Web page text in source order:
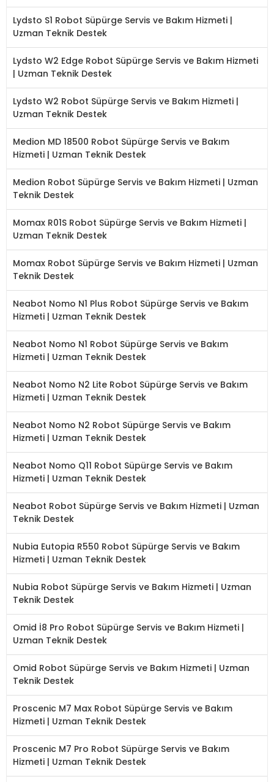
Lydsto S1 Robot Süpürge Servis ve Bakım Hizmeti |
Uzman Teknik Destek
Lydsto W2 Edge Robot Süpürge Servis ve Bakım Hizmeti
| Uzman Teknik Destek
Lydsto W2 Robot Süpürge Servis ve Bakım Hizmeti |
Uzman Teknik Destek
Medion MD 18500 Robot Süpürge Servis ve Bakım
Hizmeti | Uzman Teknik Destek
Medion Robot Süpürge Servis ve Bakım Hizmeti | Uzman
Teknik Destek
Momax R01S Robot Süpürge Servis ve Bakım Hizmeti |
Uzman Teknik Destek
Momax Robot Süpürge Servis ve Bakım Hizmeti | Uzman
Teknik Destek
Neabot Nomo N1 Plus Robot Süpürge Servis ve Bakım
Hizmeti | Uzman Teknik Destek
Neabot Nomo N1 Robot Süpürge Servis ve Bakım
Hizmeti | Uzman Teknik Destek
Neabot Nomo N2 Lite Robot Süpürge Servis ve Bakım
Hizmeti | Uzman Teknik Destek
Neabot Nomo N2 Robot Süpürge Servis ve Bakım
Hizmeti | Uzman Teknik Destek
Neabot Nomo Q11 Robot Süpürge Servis ve Bakım
Hizmeti | Uzman Teknik Destek
Neabot Robot Süpürge Servis ve Bakım Hizmeti | Uzman
Teknik Destek
Nubia Eutopia R550 Robot Süpürge Servis ve Bakım
Hizmeti | Uzman Teknik Destek
Nubia Robot Süpürge Servis ve Bakım Hizmeti | Uzman
Teknik Destek
Omid İ8 Pro Robot Süpürge Servis ve Bakım Hizmeti |
Uzman Teknik Destek
Omid Robot Süpürge Servis ve Bakım Hizmeti | Uzman
Teknik Destek
Proscenic M7 Max Robot Süpürge Servis ve Bakım
Hizmeti | Uzman Teknik Destek
Proscenic M7 Pro Robot Süpürge Servis ve Bakım
Hizmeti | Uzman Teknik Destek